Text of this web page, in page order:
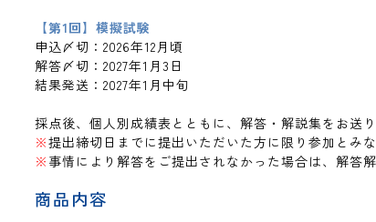
【第1回】模擬試験
申込〆切：2026年12月頃
解答〆切：2027年1月3日
結果発送：2027年1月中旬
採点後、個人別成績表とともに、解答・解説集をお送り
※提出締切日までに提出いただいた方に限り参加とみ
※ 事情により解答をご提出されなかった場合は、解答
商品内容